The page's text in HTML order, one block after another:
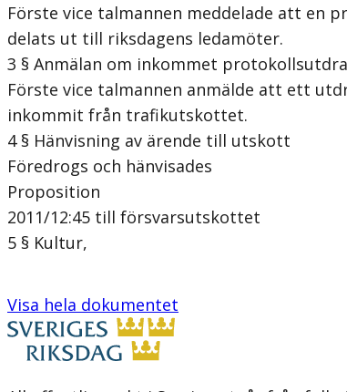
Förste vice talmannen meddelade att en
delats ut till riksdagens ledamöter.
3 § Anmälan om inkommet
Förste vice talmannen anmälde att ett
inkommit från trafikutskottet.
4 § Hänvisning av ärende till utskott
Föredrogs och hänvisades
Proposition
2011/12:45 till försvarsutskottet
5 § Kultur,
Visa hela dokumentet